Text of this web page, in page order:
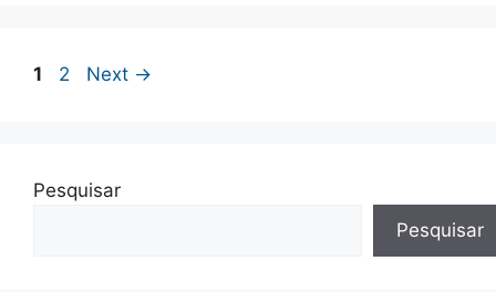
Page
1 Page
2 Next →
Pesquisar
Pesquisar